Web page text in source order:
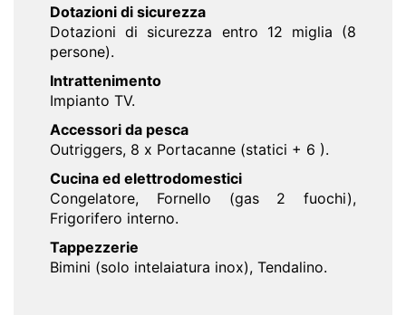
Dotazioni di sicurezza
Dotazioni di sicurezza entro 12 miglia (8
persone).
Intrattenimento
Impianto TV.
Accessori da pesca
Outriggers, 8 x Portacanne (statici + 6 ).
Cucina ed elettrodomestici
Congelatore, Fornello (gas 2 fuochi),
Frigorifero interno.
Tappezzerie
Bimini (solo intelaiatura inox), Tendalino.